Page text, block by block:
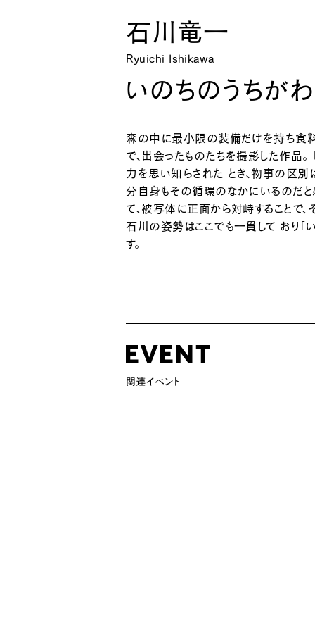
石川竜一
Ryuichi Ishikawa
いのちのうちがわ
森の中に最小限の装備だけを持ち食
で、出会ったものたちを撮影した作品
力を思い知らされた とき、物事の区
分自身もその循環のなかにいるのだと
て、被写体に正面から対峙することで
石川の姿勢はここでも一貫して おり「
す。